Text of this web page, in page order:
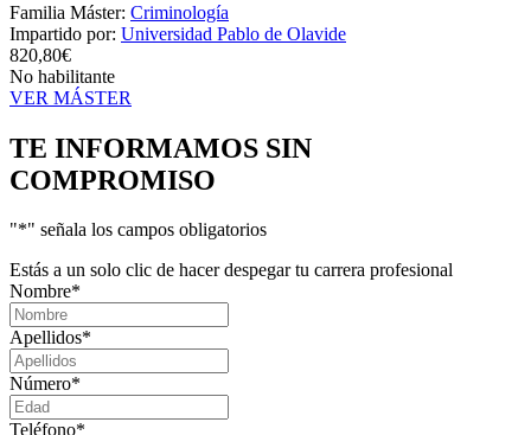
Familia Máster: Criminología
Impartido por: Universidad Pablo de Olavide
820,80€
No habilitante
VER MÁSTER
TE INFORMAMOS SIN
COMPROMISO
"*" señala los campos obligatorios
Estás a un solo clic de hacer despegar tu carrera profesional
Nombre*
Apellidos*
Número*
Teléfono*